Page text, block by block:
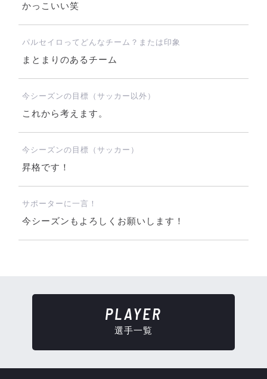
かっこいい笑
パルセイロってどんなチーム？または印象
まとまりのあるチーム
今シーズンの目標（サッカー以外）
これから考えます。
今シーズンの目標（サッカー）
昇格です！
サポーターに一言！
今シーズンもよろしくお願いします！
PLAYER
選手一覧